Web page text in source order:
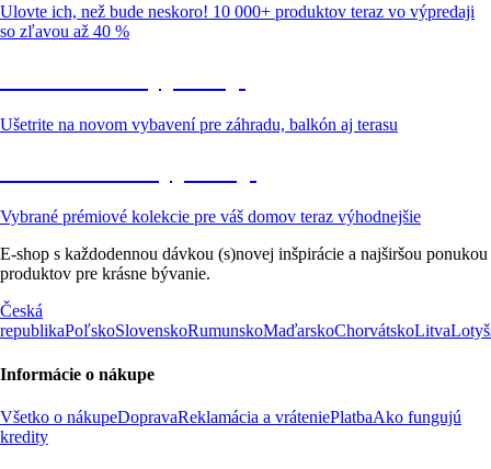
Ulovte ich, než bude neskoro! 10 000+ produktov teraz vo výpredaji
so zľavou až 40 %
Ušetrite na novom vybavení pre záhradu, balkón aj terasu
Vybrané prémiové kolekcie pre váš domov teraz výhodnejšie
E-shop s každodennou dávkou (s)novej inšpirácie a najširšou ponukou
produktov pre krásne bývanie.
Česká
republikaPoľskoSlovenskoRumunskoMaďarskoChorvátskoLitva
Informácie o nákupe
Všetko o nákupeDopravaReklamácia a vráteniePlatbaAko fungujú
kredity